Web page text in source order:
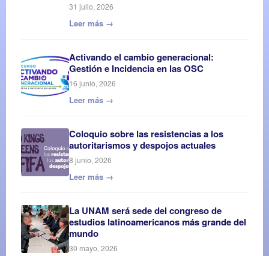
31 julio, 2026
Leer más →
Activando el cambio generacional:
Gestión e Incidencia en las OSC
16 junio, 2026
Leer más →
Coloquio sobre las resistencias a los
autoritarismos y despojos actuales
8 junio, 2026
Leer más →
La UNAM será sede del congreso de
estudios latinoamericanos más grande del
mundo
30 mayo, 2026